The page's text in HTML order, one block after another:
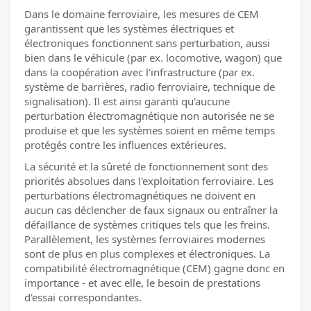
Dans le domaine ferroviaire, les mesures de CEM
garantissent que les systèmes électriques et
électroniques fonctionnent sans perturbation, aussi
bien dans le véhicule (par ex. locomotive, wagon) que
dans la coopération avec l'infrastructure (par ex.
système de barrières, radio ferroviaire, technique de
signalisation). Il est ainsi garanti qu'aucune
perturbation électromagnétique non autorisée ne se
produise et que les systèmes soient en même temps
protégés contre les influences extérieures.
La sécurité et la sûreté de fonctionnement sont des
priorités absolues dans l'exploitation ferroviaire. Les
perturbations électromagnétiques ne doivent en
aucun cas déclencher de faux signaux ou entraîner la
défaillance de systèmes critiques tels que les freins.
Parallèlement, les systèmes ferroviaires modernes
sont de plus en plus complexes et électroniques. La
compatibilité électromagnétique (CEM) gagne donc en
importance - et avec elle, le besoin de prestations
d'essai correspondantes.